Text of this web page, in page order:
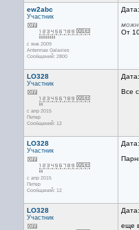
ew2abc
Участник
с янв 2009
Antennae Galaxies
Сообщений: 2800
От
LO328
Участник
с апр 2015
Питер
Сообщений: 12
Все
LO328
Участник
с апр 2015
Питер
Сообщений: 12
LO328
Участник
еще